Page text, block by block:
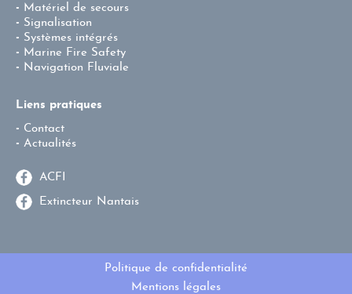
Matériel de secours
Signalisation
Systèmes intégrés
Marine Fire Safety
Navigation Fluviale
Liens pratiques
Contact
Actualités
ACFI
Extincteur Nantais
Politique de confidentialité
Mentions légales